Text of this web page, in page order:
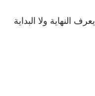
يعرف النهاية ولا البداية